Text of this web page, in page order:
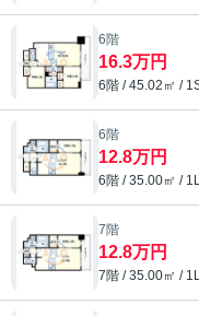
6階
16.3万円
6階 / 45.02㎡ /
6階
12.8万円
6階 / 35.00㎡ /
7階
12.8万円
7階 / 35.00㎡ /